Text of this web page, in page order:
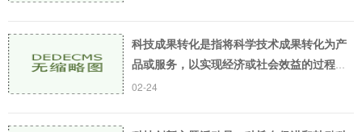
科技成果转化是指将科学技术成果转化为产
品或服务，以实现经济或社会效益的过程。
在国家科技创新战略中，科技成果转化被视
02-24